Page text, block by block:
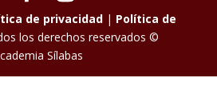
de privacidad| Política de
los derechos reservados ©
Sílabas